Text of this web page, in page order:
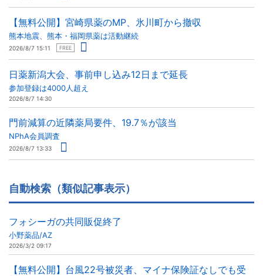
【無料公開】宮崎県薬のMP、氷川町から撤収
熊本地震、熊本・福岡県薬は活動継続
2026/8/7 15:11 FREE
日薬新潟大会、事前申し込み12日まで延長
参加登録は4000人超え
2026/8/7 14:30
門前減算の近隣薬局要件、19.7％が該当
NPhA会員調査
2026/8/7 13:33
自動検索（類似記事表示）
フォシーガの共同販促終了
小野薬品/AZ
2026/3/2 09:17
【無料公開】台風22号被災者、マイナ保険証なしでも受